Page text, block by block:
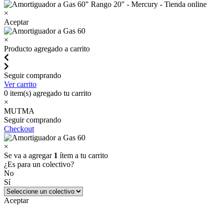
×
Aceptar
×
Producto agregado a carrito
Seguir comprando
Ver carrito
0 item(s) agregado tu carrito
×
MUTMA
Seguir comprando
Checkout
×
Se va a agregar 1 ítem a tu carrito
¿Es para un colectivo?
No
Sí
Aceptar